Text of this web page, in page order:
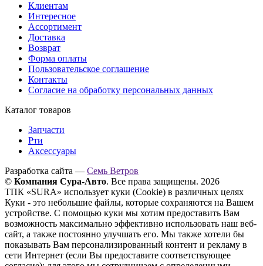
Клиентам
Интересное
Ассортимент
Доставка
Возврат
Форма оплаты
Пользовательское соглашение
Контакты
Согласие на обработку персональных данных
Каталог товаров
Запчасти
Рти
Аксессуары
Разработка сайта — Семь Ветров
© Компания Сура-Авто. Все права защищены. 2026
ТПК «SURA» использует куки (Cookie) в различных целях
Куки - это небольшие файлы, которые сохраняются на Вашем
устройстве. С помощью куки мы хотим предоставить Вам
возможность максимально эффективно использовать наш веб-
сайт, а также постоянно улучшать его. Мы также хотели бы
показывать Вам персонализированный контент и рекламу в
сети Интернет (если Вы предоставите соответствующее